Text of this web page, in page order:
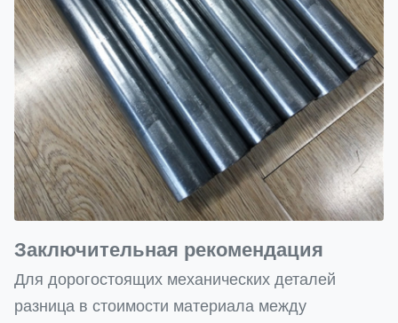
Заключительная рекомендация
Для дорогостоящих механических деталей
разница в стоимости материала между